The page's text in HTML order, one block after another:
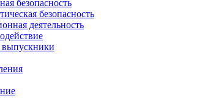
безопасность
безопасность
деятельность